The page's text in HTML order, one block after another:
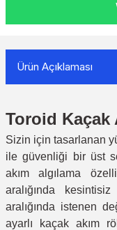
Ürün Açıklaması
Toroid Kaçak
Sizin için tasarlanan
ile güvenliği bir üst
akım algılama
aralığında
aralığında istenen
ayarlı kaçak akım